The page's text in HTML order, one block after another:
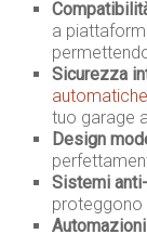
a
Sicurezza
automatiche
tuo garage
Design
Sistemi
proteggono